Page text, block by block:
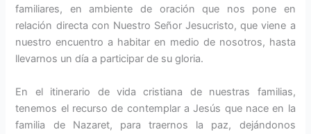
familia­res, en ambiente de oración que nos pone en
relación directa con Nues­tro Señor Jesucristo, que viene a
nuestro encuentro a habitar en me­dio de nosotros, hasta
llevarnos un día a participar de su gloria.
En el itinerario de vida cristiana de nuestras familias,
tenemos el recur­so de contemplar a Jesús que nace en la
familia de Nazaret, para traer­nos la paz, dejándonos